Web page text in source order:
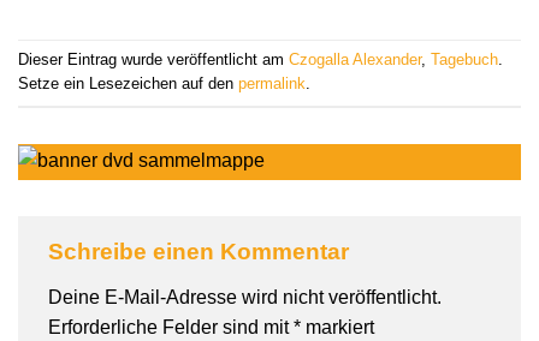
Dieser Eintrag wurde veröffentlicht am Czogalla Alexander, Tagebuch.
Setze ein Lesezeichen auf den permalink.
Schreibe einen Kommentar
Deine E-Mail-Adresse wird nicht veröffentlicht.
Erforderliche Felder sind mit* markiert